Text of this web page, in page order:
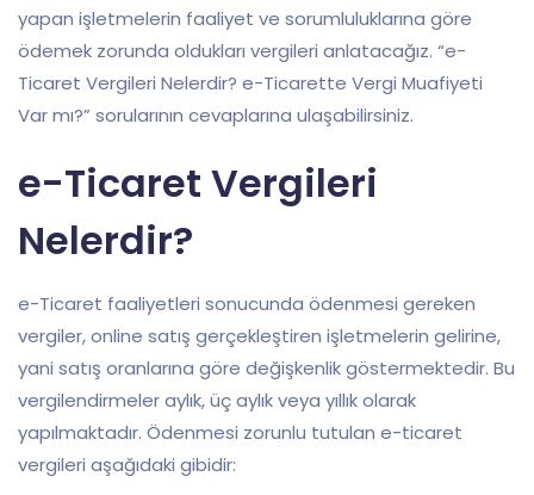
yapan işletmelerin faaliyet ve sorumluluklarına göre
ödemek zorunda oldukları vergileri anlatacağız. “e-
Ticaret Vergileri Nelerdir? e-Ticarette Vergi Muafiyeti
Var mı?” sorularının cevaplarına ulaşabilirsiniz.
e-Ticaret Vergileri
Nelerdir?
e-Ticaret faaliyetleri sonucunda ödenmesi gereken
vergiler, online satış gerçekleştiren işletmelerin gelirine,
yani satış oranlarına göre değişkenlik göstermektedir. Bu
vergilendirmeler aylık, üç aylık veya yıllık olarak
yapılmaktadır. Ödenmesi zorunlu tutulan e-ticaret
vergileri aşağıdaki gibidir: